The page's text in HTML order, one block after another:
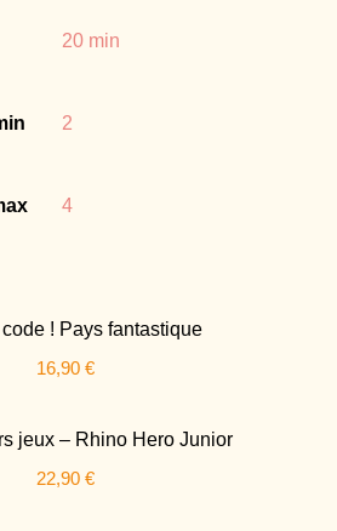
20 min
2
4
! Pays fantastique
16,90 €
jeux – Rhino Hero Junior
22,90 €